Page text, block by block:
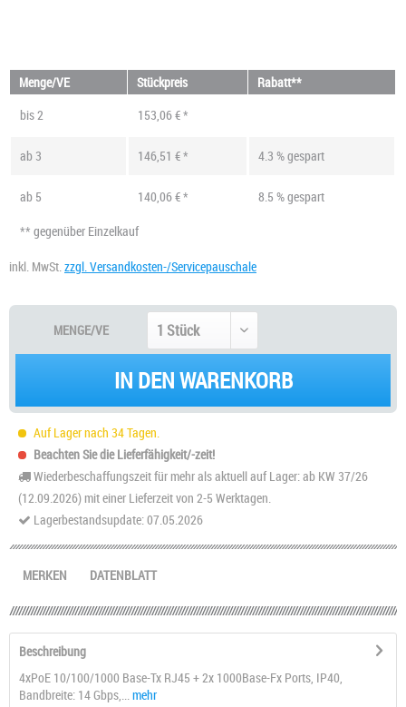
Menge/VE Stückpreis
Rabatt**
bis2 153,06 € *
ab 3 146,51 € * 4.3 % gespart
ab 5 140,06 € *
8.5 % gespart
** gegenüber Einzelkauf
inkl. MwSt. zzgl. Versandkosten-/Servicepauschale
MENGE/VE
IN DEN WARENKORB
Auf Lager nach 34 Tagen.
Beachten Sie die Lieferfähigkeit/-zeit!
Wiederbeschaffungszeit für mehr als aktuell auf Lager: ab KW 37/26
(12.09.2026) mit einer Lieferzeit von 2-5 Werktagen.
Lagerbestandsupdate: 07.05.2026
DATENBLATT
MERKEN
Beschreibung
4xPoE 10/100/1000 Base-Tx RJ45 + 2x 1000Base-Fx Ports, IP40,
Bandbreite: 14 Gbps,...
mehr